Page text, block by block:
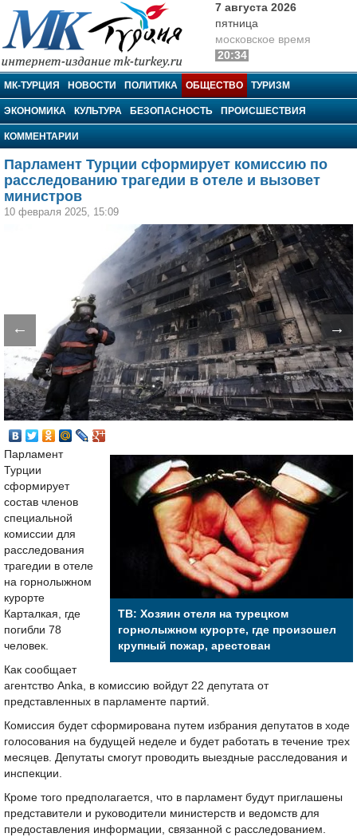
МК-Турция
7 августа 2026
пятница
московское время
20:34
МК-ТУРЦИЯ НОВОСТИ ПОЛИТИКА ОБЩЕСТВО ТУРИЗМ
ЭКОНОМИКА КУЛЬТУРА БЕЗОПАСНОСТЬ ПРОИСШЕСТВИЯ
КОММЕНТАРИИ
Парламент Турции сформирует комиссию по
расследованию трагедии в отеле и вызовет
министров
10 февраля 2025, 15:09
← →
ТВ: Хозяин отеля на турецком
горнолыжном курорте, где произошел
крупный пожар, арестован
Парламент
Турции
сформирует
состав членов
специальной
комиссии для
расследования
трагедии в отеле
на горнолыжном
курорте
Карталкая, где
погибли 78
человек.
Как сообщает
агентство Anka, в комиссию войдут 22 депутата от
представленных в парламенте партий.
Комиссия будет сформирована путем избрания депутатов в ходе
голосования на будущей неделе и будет работать в течение трех
месяцев. Депутаты смогут проводить выездные расследования и
инспекции.
Кроме того предполагается, что в парламент будут приглашены
представители и руководители министерств и ведомств для
предоставления информации, связанной с расследованием.